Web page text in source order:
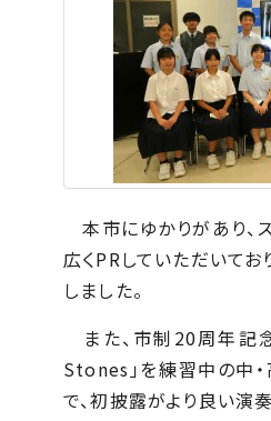
本市にゆかりがあり、
広くPRしていただいて
しました。
また、市制 20周年記
Stones」を練習中の中
で、初披露がより良い演